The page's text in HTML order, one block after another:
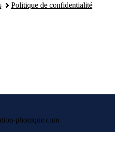
Politique de confidentialité
phonique.com